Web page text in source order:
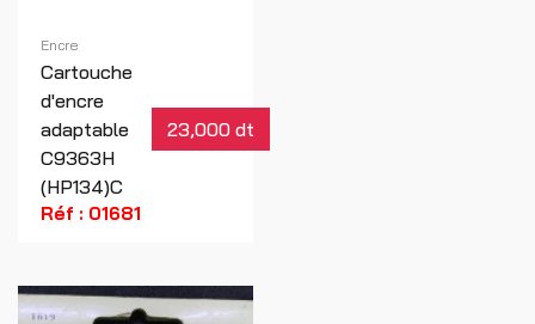
Encre
Cartouche
d'encre
adaptable
C9363H
(HP134)C
23,000 dt
Réf : 01681